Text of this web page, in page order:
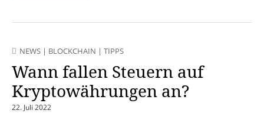
NEWS | BLOCKCHAIN | TIPPS
Wann fallen Steuern auf
Kryptowährungen an?
22. Juli 2022